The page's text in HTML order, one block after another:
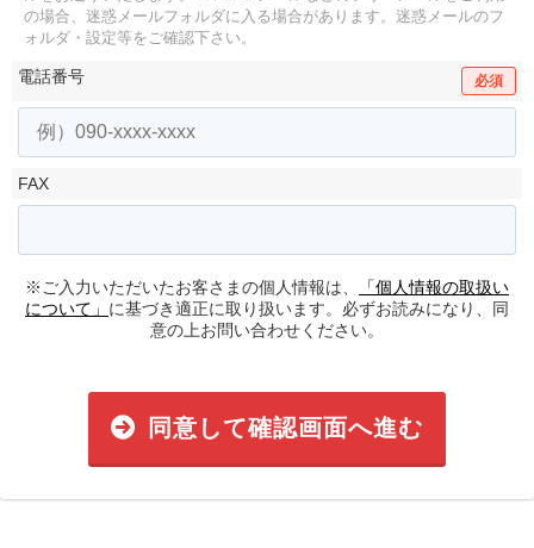
の場合、迷惑メールフォルダに入る場合があります。 迷惑メールのフ
ォルダ・設定等をご確認下さい。
電話番号 必須
FAX
※ご入力いただいたお客さまの個人情報は、
「個人情報の取扱い
について」 に基づき適正に取り扱います。必ずお読みになり、同
意の上お問い合わせください。
同意して確認画面へ進む